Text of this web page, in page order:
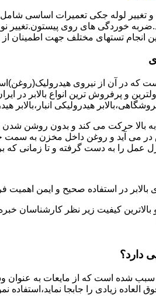
و تغییر لوله جکی تعمیرات اساسی
خوردگی های روی پیستون.تغییر نوع
انجام تستهای مختلف جهت اطمینان
است که در آن از نیروی
و پرفروش ترین انواع بالابر در
هیدرولیکی
به بالا حرکت می کند و بدون روشن
آید و روغن داخل مخزن به سمت جک
را به دست گرفته و تا زمانی که برق
بالابر در استفاده صحیح و ایمن اهمیت
و بالاترین کیفیت زیر نظر کارشناسان
دارد؟
سبب شده است که از مایعات به عنوان
زیادی را جابجا نماید،استفاده